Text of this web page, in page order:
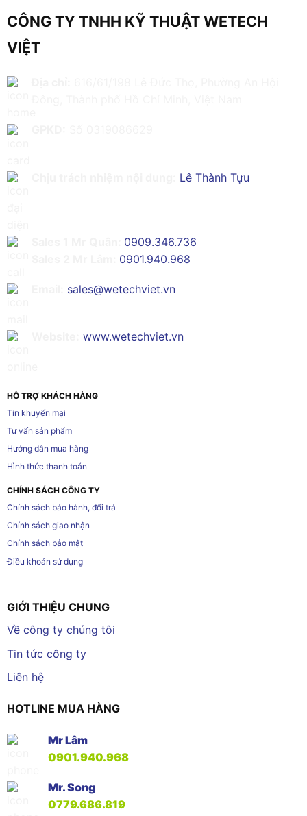
CÔNG TY TNHH KỸ THUẬT WETECH
VIỆT
Lê Thành Tựu
0909.346.736
0901.940.968
sales@wetechviet.vn
www.wetechviet.vn
HỖ TRỢ KHÁCH HÀNG
Tin khuyến mại
Tư vấn sản phẩm
Hướng dẫn mua hàng
Hình thức thanh toán
CHÍNH SÁCH CÔNG TY
Chính sách bảo hành, đổi trả
Chính sách giao nhận
Chính sách bảo mật
Điều khoản sử dụng
GIỚI THIỆU CHUNG
Về công ty chúng tôi
Tin tức công ty
Liên hệ
HOTLINE MUA HÀNG
Mr Lâm
0901.940.968
Mr. Song
0779.686.819